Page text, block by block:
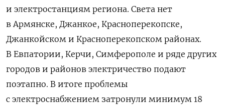
и электростанциям региона. Света нет
в Армянске, Джанкое, Красноперекопске,
Джанкойском и Красноперекопском районах.
В Евпатории, Керчи, Симферополе и ряде других
городов и районов электричество подают
поэтапно. В итоге проблемы
с электроснабжением затронули минимум 18